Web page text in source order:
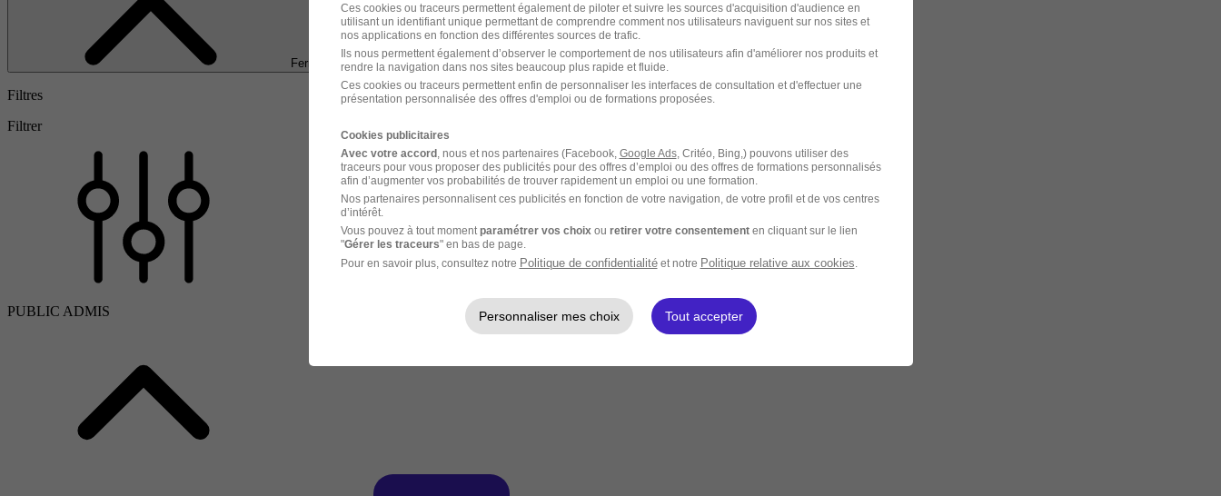
Fermer
Filtres
Filtrer
PUBLIC ADMIS
Ces cookies ou traceurs permettent également de piloter et suivre les sources d'acquisition d'audience en
utilisant un identifiant unique permettant de comprendre comment nos utilisateurs naviguent sur nos sites et
nos applications en fonction des différentes sources de trafic.
Ils nous permettent également d’observer le comportement de nos utilisateurs afin d'améliorer nos produits et
rendre la navigation dans nos sites beaucoup plus rapide et fluide.
Ces cookies ou traceurs permettent enfin de personnaliser les interfaces de consultation et d'effectuer une
présentation personnalisée des offres d'emploi ou de formations proposées.
Cookies publicitaires
Avec votre accord, nous et nos partenaires (Facebook, Google Ads, Critéo, Bing,) pouvons utiliser des
traceurs pour vous proposer des publicités pour des offres d’emploi ou des offres de formations personnalisés
afin d’augmenter vos probabilités de trouver rapidement un emploi ou une formation.
Nos partenaires personnalisent ces publicités en fonction de votre navigation, de votre profil et de vos centres
d’intérêt.
Vous pouvez à tout moment paramétrer vos choix ou retirer votre consentementen cliquant sur le lien
"Gérer les traceurs" en bas de page.
Pour en savoir plus, consultez notre Politique de confidentialitéet notre Politique relative aux cookies
Personnaliser mes choix Tout accepter